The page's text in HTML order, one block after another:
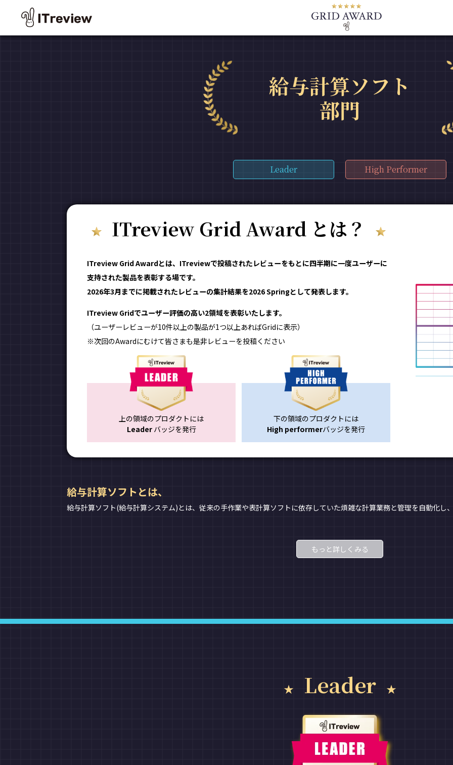
給与計算ソフト
部門
Leader High Performer
ITreview Grid Award とは？
ITreview Grid Awardとは、ITreviewで投稿されたレビューをもとに四半期に一度ユーザーに
支持された製品を表彰する場です。
2026年3月までに掲載されたレビューの集計結果を2026 Springとして発表します。
ITreview Gridでユーザー評価の高い2領域を表彰いたします。
（ユーザーレビューが10件以上の製品が1つ以上あればGridに表示）
※次回のAwardにむけて皆さまも是非レビューを投稿ください
上の領域のプロダクトには
Leaderバッジを発行
下の領域のプロダクトには
High performerバッジを発行
給与計算ソフトとは、
給与計算ソフト(給与計算システム)とは、従来の手作業や表計算ソフトに依存していた煩雑な計算業務と管理を自動化し
もっと詳しくみる
Leader